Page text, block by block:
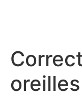
oreilles